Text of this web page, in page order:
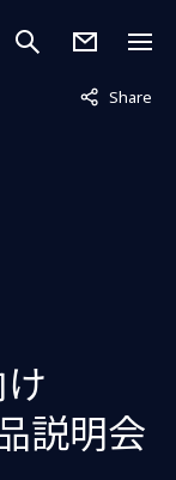
Share
非表示中
説明会